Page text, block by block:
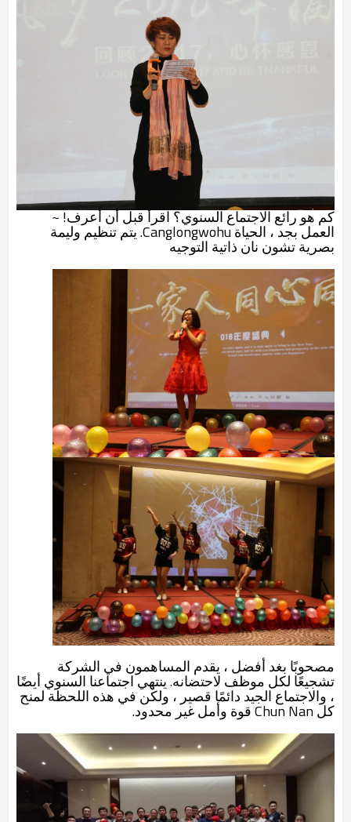
كم هو رائع الاجتماع السنوي؟ اقرأ قبل أن أعرف! ~
العمل بجد ، الحياة Canglongwohu. يتم تنظيم وليمة
بصرية تشون نان ذاتية التوجيه
مصحوبًا بغد أفضل ، يقدم المساهمون في الشركة
تشجيعًا لكل موظف لاحتضانه. ينتهي اجتماعنا السنوي أيضًا
، والاجتماع الجيد دائمًا قصير ، ولكن في هذه اللحظة لمنح
كل Chun Nan قوة وأمل غير محدود.